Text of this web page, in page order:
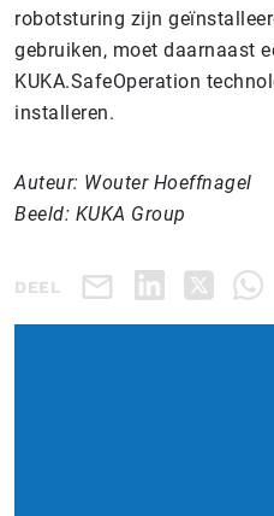
robotsturing zijn
gebruiken, moet daarnaast
KUKA.SafeOperation
installeren.
Auteur: Wouter Hoeffnagel
Beeld: KUKA Group
DEEL